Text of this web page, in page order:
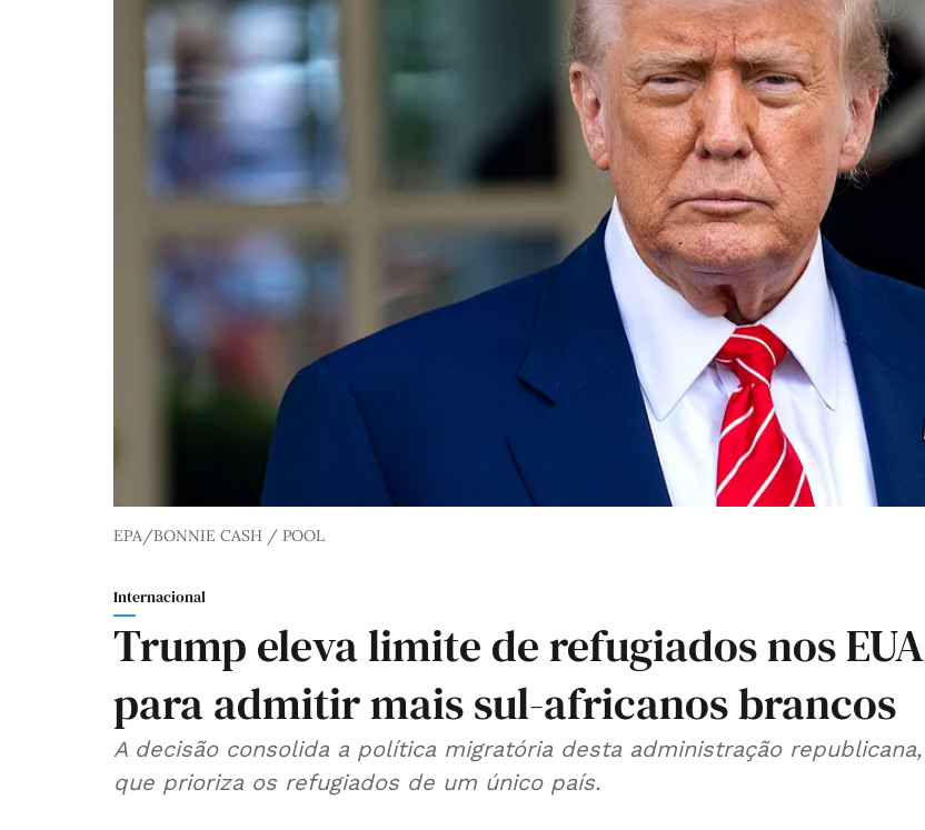
EPA/BONNIE CASH / POOL
Internacional
Trump eleva limite de refugiados nos EUA
para admitir mais sul-africanos brancos
A decisão consolida a política migratória desta administração republicana,
que prioriza os refugiados de um único país.